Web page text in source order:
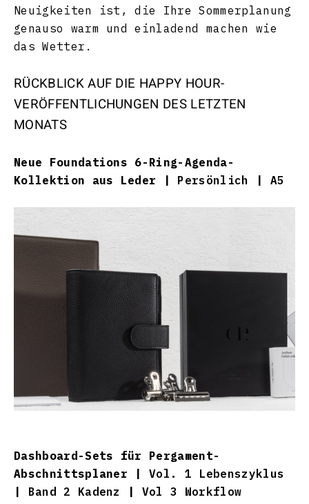
Neuigkeiten ist, die Ihre Sommerplanung
genauso warm und einladend machen wie
das Wetter.
RÜCKBLICK AUF DIE HAPPY HOUR-
VERÖFFENTLICHUNGEN DES LETZTEN
MONATS
Neue Foundations 6-Ring-Agenda-
Kollektion aus Leder | Persönlich A5
Dashboard-Sets für Pergament-
Abschnittsplaner |Vol. 1 Lebenszyklus
| Band 2 Kadenz | Vol 3 Workflow